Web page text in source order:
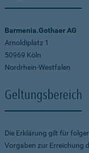
Barmenia.Gothaer AG
Arnoldiplatz 1
50969 Köln
Nordrhein-Westfalen
Geltungsbereich
Die Erklärung gilt für
Vorgaben zur Erreichung